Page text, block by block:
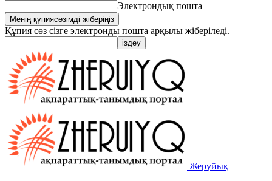
Электрондық пошта
Құпия сөз сізге электронды пошта арқылы жіберіледі.
Жерұйық